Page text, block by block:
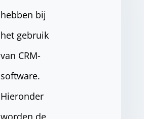
hebben bij
het gebruik
van CRM-
software.
Hieronder
worden de